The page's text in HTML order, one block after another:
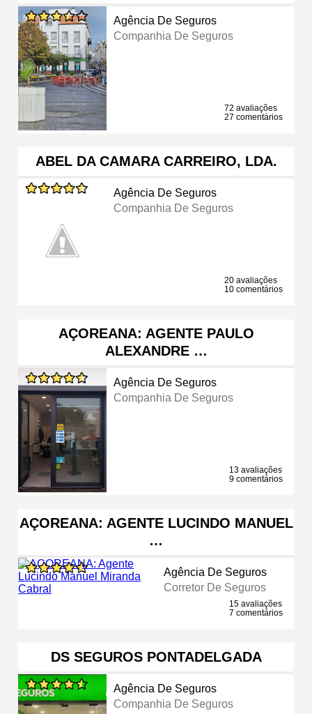
Agência De Seguros
Companhia De Seguros
72 avaliações
27 comentários
ABEL DA CAMARA CARREIRO, LDA.
Agência De Seguros
Companhia De Seguros
20 avaliações
10 comentários
AÇOREANA: AGENTE PAULO
ALEXANDRE …
Agência De Seguros
Companhia De Seguros
13 avaliações
9 comentários
AÇOREANA: AGENTE LUCINDO MANUEL
…
Agência De Seguros
Corretor De Seguros
15 avaliações
7 comentários
DS SEGUROS PONTADELGADA
Agência De Seguros
Companhia De Seguros